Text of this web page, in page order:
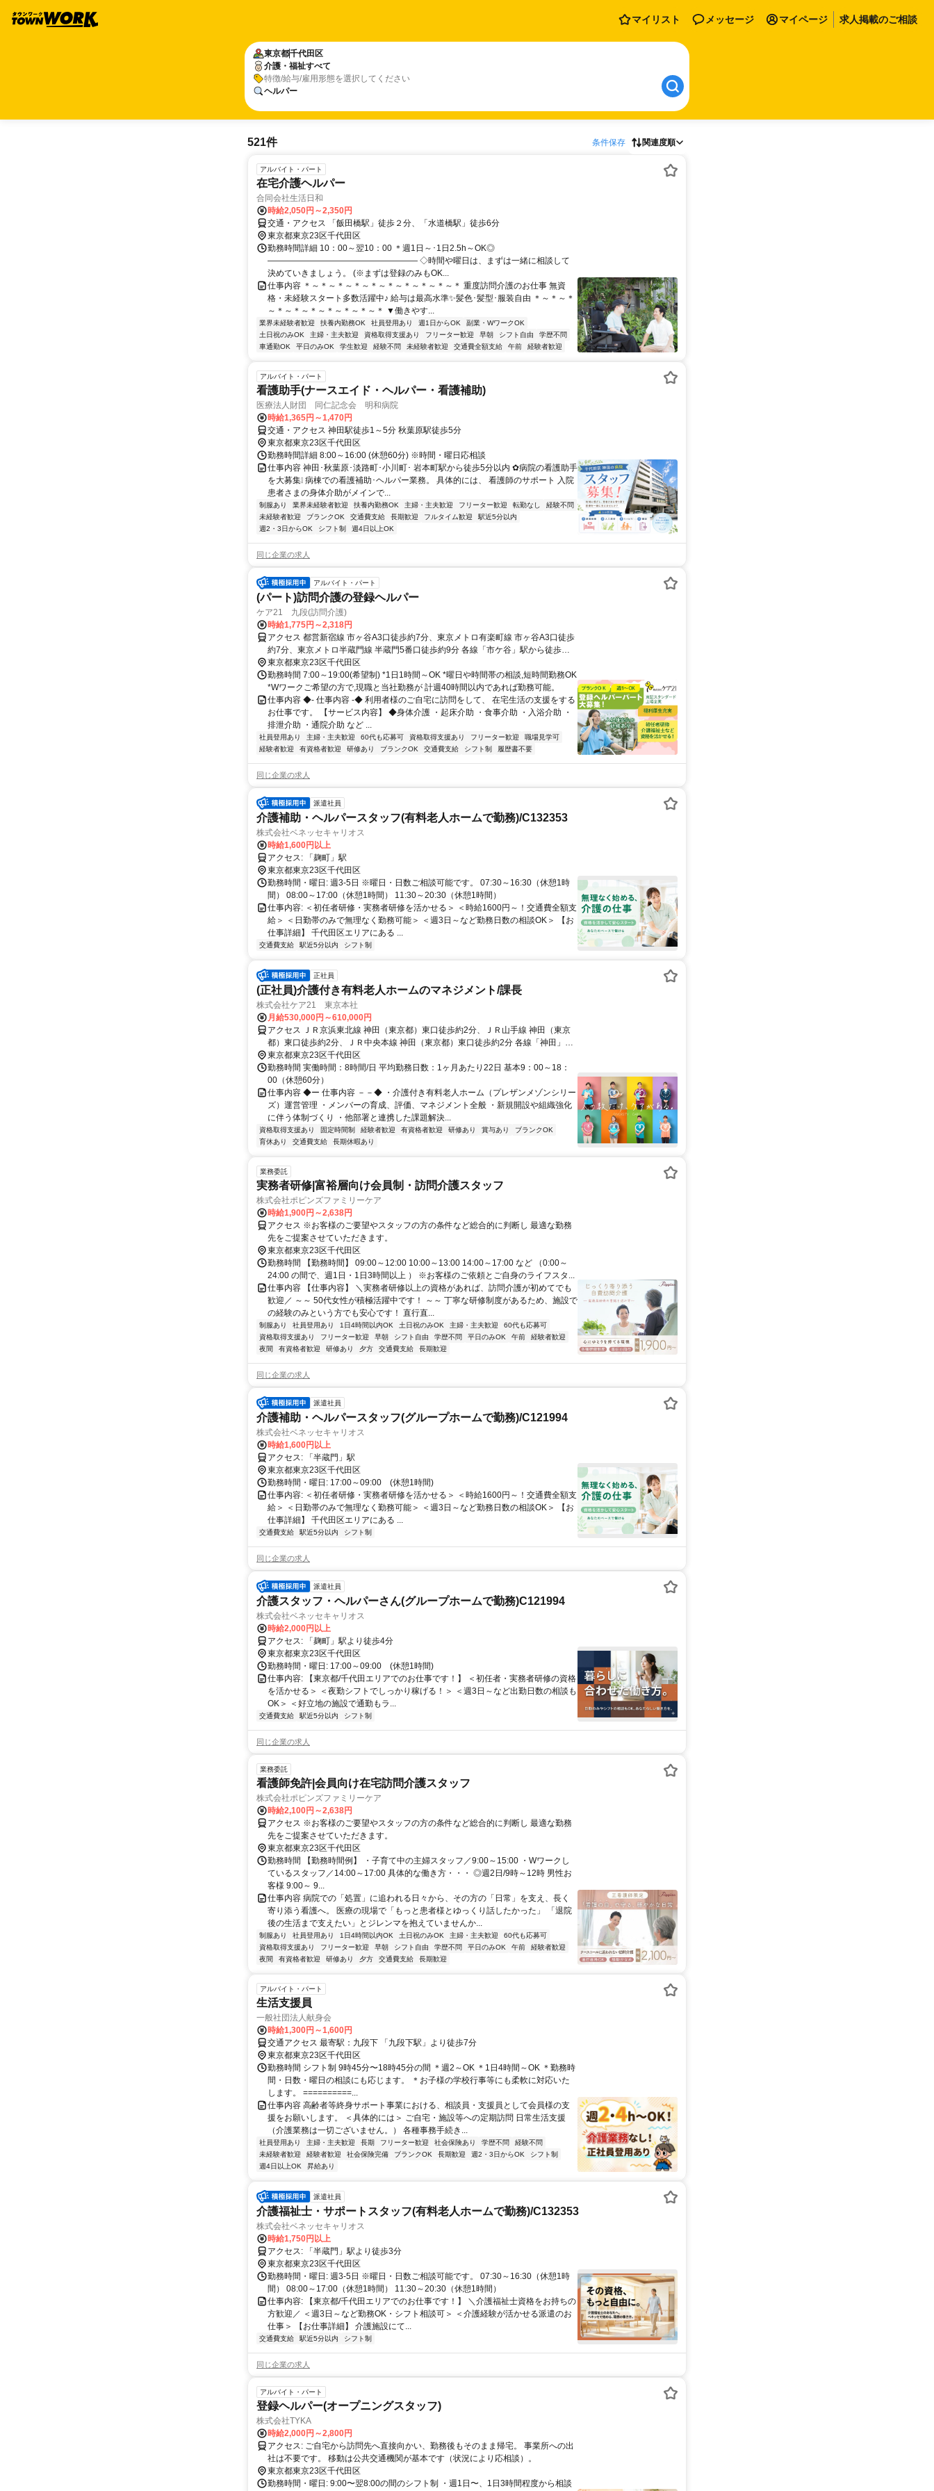
マイリスト メッセージ マイページ 求人掲載のご相談
東京都千代田区
介護・福祉すべて
特徴/給与/雇用形態を選択してください
ヘルパー
521件 条件保存 関連度順
アルバイト・パート
在宅介護ヘルパー
合同会社生活日和
時給2,050円～2,350円
交通・アクセス 「飯田橋駅」徒歩２分、「水道橋駅」徒歩6分
東京都東京23区千代田区
勤務時間詳細 10：00～翌10：00 ＊週1日～･1日2.5h～OK◎
―――――――――――――――――― ◇時間や曜日は、まずは一緒に相談して
決めていきましょう。 (※まずは登録のみもOK...
仕事内容 ＊～＊～＊～＊～＊～＊～＊～＊～＊～＊ 重度訪問介護のお仕事 無資
格・未経験スタート多数活躍中♪ 給与は最高水準✨髪色･髪型･服装自由 ＊～＊～＊
～＊～＊～＊～＊～＊～＊～＊ ▼働きやす...
業界未経験者歓迎 扶養内勤務OK 社員登用あり 週1日からOK
副業・WワークOK
土日祝のみOK
主婦・主夫歓迎 資格取得支援あり フリーター歓迎 早朝 シフト自由
学歴不問
車通勤OK
平日のみOK 学生歓迎 経験不問 未経験者歓迎 交通費全額支給 午前 経験者歓迎
アルバイト・パート
看護助手(ナースエイド・ヘルパー・看護補助)
医療法人財団 同仁記念会 明和病院
時給1,365円～1,470円
交通・アクセス 神田駅徒歩1～5分 秋葉原駅徒歩5分
東京都東京23区千代田区
勤務時間詳細 8:00～16:00 (休憩60分) ※時間・曜日応相談
仕事内容 神田･秋葉原･淡路町･小川町･ 岩本町駅から徒歩5分以内 ✿病院の看護助手
を大募集❕ 病棟での看護補助･ヘルパー業務。 具体的には、 看護師のサポート 入院
患者さまの身体介助がメインで...
制服あり 業界未経験者歓迎 扶養内勤務OK 主婦・主夫歓迎 フリーター歓迎 転勤なし
経験不問
未経験者歓迎
ブランクOK 交通費支給 長期歓迎 フルタイム歓迎
駅近5分以内
週2・3日からOK
シフト制 週4日以上OK
同じ企業の求人
アルバイト・パート
(パート)訪問介護の登録ヘルパー
ケア21 九段(訪問介護)
時給1,775円～2,318円
アクセス 都営新宿線 市ヶ谷A3口徒歩約7分、東京メトロ有楽町線 市ヶ谷A3口徒歩
約7分、東京メトロ半蔵門線 半蔵門5番口徒歩約9分 各線「市ケ谷」駅から徒歩約6
分
東京都東京23区千代田区
勤務時間 7:00～19:00(希望制) *1日1時間～OK *曜日や時間帯の相談,短時間勤務OK
*Wワークご希望の方で,現職と当社勤務が 計週40時間以内であれば勤務可能。
仕事内容 ◆- 仕事内容 -◆ 利用者様のご自宅に訪問をして、 在宅生活の支援をする
お仕事です。 【サービス内容】 ◆身体介護 ・起床介助 ・食事介助 ・入浴介助 ・
排泄介助 ・通院介助 など ...
社員登用あり 主婦・主夫歓迎 60代も応募可 資格取得支援あり フリーター歓迎
職場見学可
経験者歓迎
有資格者歓迎 研修あり ブランクOK 交通費支給 シフト制 履歴書不要
同じ企業の求人
派遣社員
介護補助・ヘルパースタッフ(有料老人ホームで勤務)/C132353
株式会社ベネッセキャリオス
時給1,600円以上
アクセス: 「麹町」駅
東京都東京23区千代田区
勤務時間・曜日: 週3-5日 ※曜日・日数ご相談可能です。 07:30～16:30（休憩1時
間） 08:00～17:00（休憩1時間） 11:30～20:30（休憩1時間）
仕事内容: ＜初任者研修・実務者研修を活かせる＞ ＜時給1600円～！交通費全額支
給＞ ＜日勤帯のみで無理なく勤務可能＞ ＜週3日～など勤務日数の相談OK＞ 【お
仕事詳細】 千代田区エリアにある ...
交通費支給 駅近5分以内 シフト制
正社員
(正社員)介護付き有料老人ホームのマネジメント/課長
株式会社ケア21 東京本社
月給530,000円～610,000円
アクセス ＪＲ京浜東北線 神田（東京都）東口徒歩約2分、ＪＲ山手線 神田（東京
都）東口徒歩約2分、ＪＲ中央本線 神田（東京都）東口徒歩約2分 各線「神田」駅
から徒歩約2分
東京都東京23区千代田区
勤務時間 実働時間：8時間/日 平均勤務日数：1ヶ月あたり22日 基本9：00～18：
00（休憩60分）
仕事内容 ◆ー 仕事内容 －－◆ ・介護付き有料老人ホーム（プレザンメゾンシリー
ズ）運営管理 ・メンバーの育成、評価、マネジメント全般 ・新規開設や組織強化
に伴う体制づくり ・他部署と連携した課題解決...
資格取得支援あり 固定時間制 経験者歓迎 有資格者歓迎 研修あり 賞与あり
ブランクOK
育休あり
交通費支給 長期休暇あり
業務委託
実務者研修|富裕層向け会員制・訪問介護スタッフ
株式会社ポピンズファミリーケア
時給1,900円～2,638円
アクセス ※お客様のご要望やスタッフの方の条件など総合的に判断し 最適な勤務
先をご提案させていただきます。
東京都東京23区千代田区
勤務時間 【勤務時間】 09:00～12:00 10:00～13:00 14:00～17:00 など （0:00～
24:00 の間で、週1日・1日3時間以上 ） ※お客様のご依頼とご自身のライフスタ...
仕事内容 【仕事内容】 ＼実務者研修以上の資格があれば、訪問介護が初めてでも
歓迎／ ～～ 50代女性が積極活躍中です！ ～～ 丁寧な研修制度があるため、施設で
の経験のみという方でも安心です！ 直行直...
制服あり 社員登用あり 1日4時間以内OK 土日祝のみOK 主婦・主夫歓迎
60代も応募可
資格取得支援あり
フリーター歓迎 早朝 シフト自由 学歴不問 平日のみOK 午前
経験者歓迎
夜間
有資格者歓迎 研修あり 夕方 交通費支給 長期歓迎
同じ企業の求人
派遣社員
介護補助・ヘルパースタッフ(グループホームで勤務)/C121994
株式会社ベネッセキャリオス
時給1,600円以上
アクセス: 「半蔵門」駅
東京都東京23区千代田区
勤務時間・曜日: 17:00～09:00 (休憩1時間)
仕事内容: ＜初任者研修・実務者研修を活かせる＞ ＜時給1600円～！交通費全額支
給＞ ＜日勤帯のみで無理なく勤務可能＞ ＜週3日～など勤務日数の相談OK＞ 【お
仕事詳細】 千代田区エリアにある ...
交通費支給 駅近5分以内 シフト制
同じ企業の求人
派遣社員
介護スタッフ・ヘルパーさん(グループホームで勤務)C121994
株式会社ベネッセキャリオス
時給2,000円以上
アクセス: 「麹町」駅より徒歩4分
東京都東京23区千代田区
勤務時間・曜日: 17:00～09:00 (休憩1時間)
仕事内容: 【東京都/千代田エリアでのお仕事です！】 ＜初任者・実務者研修の資格
を活かせる＞ ＜夜勤シフトでしっかり稼げる！＞ ＜週3日～など出勤日数の相談も
OK＞ ＜好立地の施設で通勤もラ...
交通費支給 駅近5分以内 シフト制
同じ企業の求人
業務委託
看護師免許|会員向け在宅訪問介護スタッフ
株式会社ポピンズファミリーケア
時給2,100円～2,638円
アクセス ※お客様のご要望やスタッフの方の条件など総合的に判断し 最適な勤務
先をご提案させていただきます。
東京都東京23区千代田区
勤務時間 【勤務時間例】 ・子育て中の主婦スタッフ／9:00～15:00 ・Wワークし
ているスタッフ／14:00～17:00 具体的な働き方・・・ ◎週2日/9時～12時 男性お
客様 9:00～ 9...
仕事内容 病院での「処置」に追われる日々から、その方の「日常」を支え、長く
寄り添う看護へ。 医療の現場で「もっと患者様とゆっくり話したかった」 「退院
後の生活まで支えたい」とジレンマを抱えていませんか...
制服あり 社員登用あり 1日4時間以内OK 土日祝のみOK 主婦・主夫歓迎
60代も応募可
資格取得支援あり
フリーター歓迎 早朝 シフト自由 学歴不問 平日のみOK 午前
経験者歓迎
夜間
有資格者歓迎 研修あり 夕方 交通費支給 長期歓迎
アルバイト・パート
生活支援員
一般社団法人献身会
時給1,300円～1,600円
交通アクセス 最寄駅：九段下 「九段下駅」より徒歩7分
東京都東京23区千代田区
勤務時間 シフト制 9時45分〜18時45分の間 ＊週2～OK ＊1日4時間～OK ＊勤務時
間・日数・曜日の相談にも応じます。 ＊お子様の学校行事等にも柔軟に対応いた
します。 ==========...
仕事内容 高齢者等終身サポート事業における、相談員・支援員として会員様の支
援をお願いします。 ＜具体的には＞ ご自宅・施設等への定期訪問 日常生活支援
（介護業務は一切ございません。） 各種事務手続き...
社員登用あり 主婦・主夫歓迎 長期 フリーター歓迎 社会保険あり 学歴不問
経験不問
未経験者歓迎
経験者歓迎 社会保険完備 ブランクOK 長期歓迎 週2・3日からOK
シフト制
週4日以上OK
昇給あり
派遣社員
介護福祉士・サポートスタッフ(有料老人ホームで勤務)/C132353
株式会社ベネッセキャリオス
時給1,750円以上
アクセス: 「半蔵門」駅より徒歩3分
東京都東京23区千代田区
勤務時間・曜日: 週3-5日 ※曜日・日数ご相談可能です。 07:30～16:30（休憩1時
間） 08:00～17:00（休憩1時間） 11:30～20:30（休憩1時間）
仕事内容: 【東京都/千代田エリアでのお仕事です！】 ＼介護福祉士資格をお持ちの
方歓迎／ ＜週3日～など勤務OK・シフト相談可＞ ＜介護経験が活かせる派遣のお
仕事＞ 【お仕事詳細】 介護施設にて...
交通費支給 駅近5分以内 シフト制
同じ企業の求人
アルバイト・パート
登録ヘルパー(オープニングスタッフ)
株式会社TYKA
時給2,000円～2,800円
アクセス: ご自宅から訪問先へ直接向かい、勤務後もそのまま帰宅。 事業所への出
社は不要です。 移動は公共交通機関が基本です（状況により応相談）。
東京都東京23区千代田区
勤務時間・曜日: 9:00〜翌8:00の間のシフト制 ・週1日〜、1日3時間程度から相談